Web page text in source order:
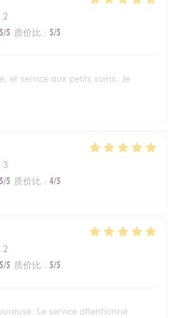
2
5/5 质价比 : 5/5
et service aux petits soins. Je
3
5/5 质价比 : 4/5
2
5/5 质价比 : 5/5
Le service attentionné